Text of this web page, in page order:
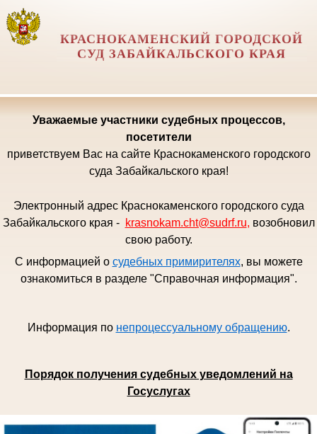
КРАСНОКАМЕНСКИЙ ГОРОДСКОЙ
СУД ЗАБАЙКАЛЬСКОГО КРАЯ
Уважаемые участники судебных процессов,
посетители
приветствуем Вас на сайте Краснокаменского городского
суда Забайкальского края!
Электронный адрес Краснокаменского городского суда
Забайкальского края - krasnokam.cht@sudrf.ru, возобновил
свою работу.
С информацией о судебных примирителях, вы можете
ознакомиться в разделе "Справочная информация".
Информация по непроцессуальному обращению.
Порядок получения судебных уведомлений на
Госуслугах